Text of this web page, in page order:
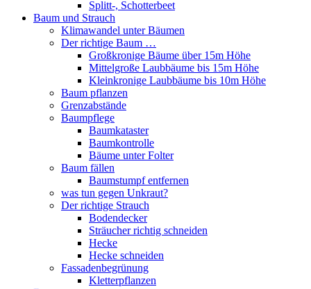
Splitt-, Schotterbeet
Baum und Strauch
Klimawandel unter Bäumen
Der richtige Baum …
Großkronige Bäume über 15m Höhe
Mittelgroße Laubbäume bis 15m Höhe
Kleinkronige Laubbäume bis 10m Höhe
Baum pflanzen
Grenzabstände
Baumpflege
Baumkataster
Baumkontrolle
Bäume unter Folter
Baum fällen
Baumstumpf entfernen
was tun gegen Unkraut?
Der richtige Strauch
Bodendecker
Sträucher richtig schneiden
Hecke
Hecke schneiden
Fassadenbegrünung
Kletterpflanzen